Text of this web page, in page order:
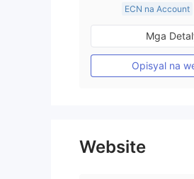
ECN na Account
Kinokontrol sa
Paggawa ng
Pangunahing
Mga
Opisyal na
Website